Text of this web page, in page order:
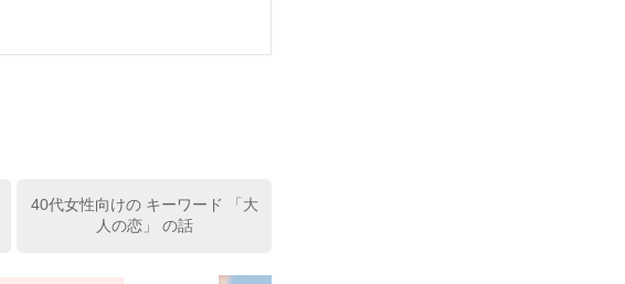
40代女性向けの キーワード 「大
人の恋」 の話